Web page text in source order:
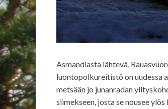
Asmandiasta lähtevä,
luontopolkureitistö on uudessa
metsään jo junanradan
siimekseen, josta se nousee